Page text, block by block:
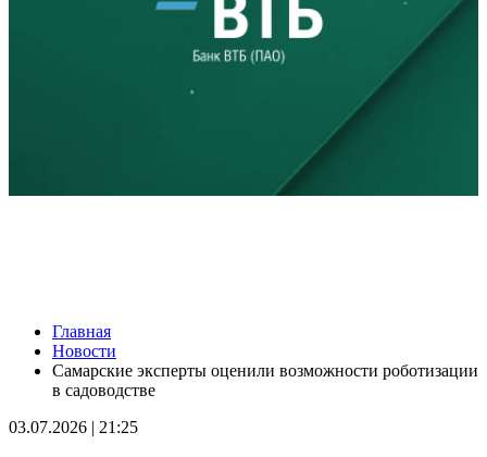
Пенсионерка из Ставропольского района потеряла 650 тысяч
рублей из-за аферистов
09.08.2026 | 16:40
Вернут деньги: мошенники обманули пенсионерку из Самары
09.08.2026 | 16:38
Главная
Новости
Самарские эксперты оценили возможности роботизации
в садоводстве
03.07.2026 | 21:25